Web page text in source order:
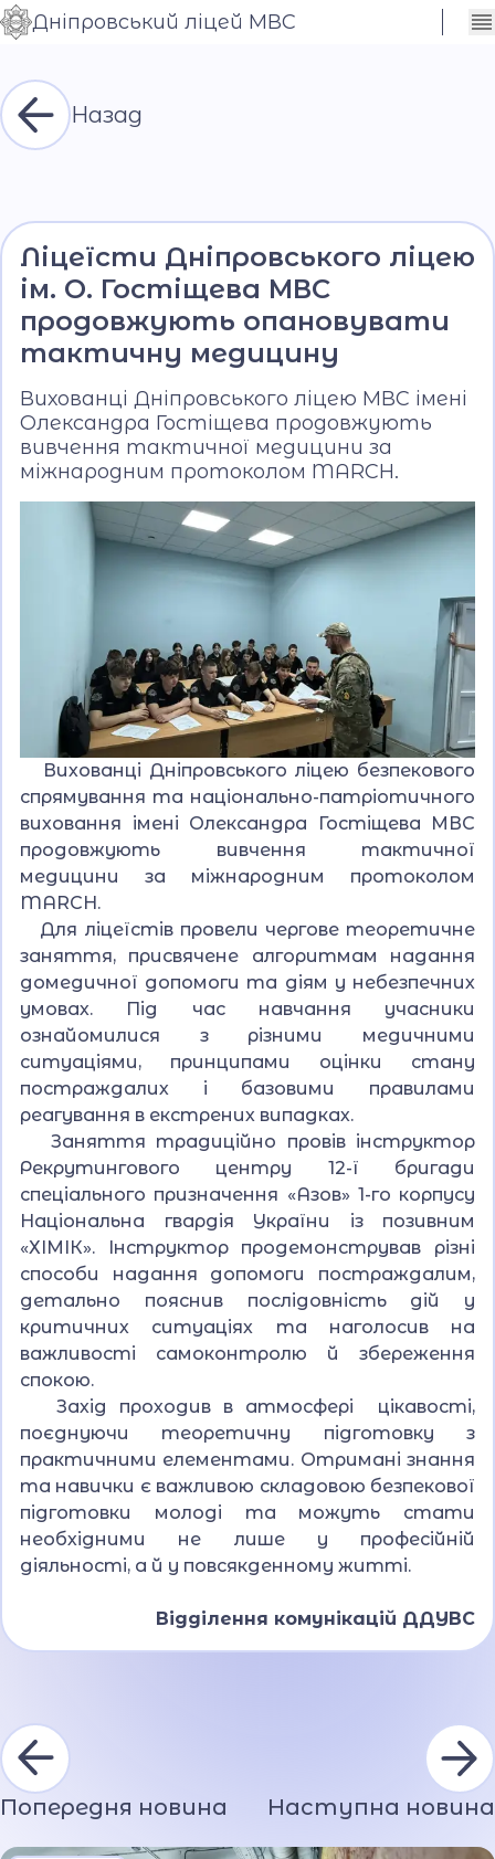
Контраст
Шрифт
Дніпровський ліцей МВС
Назад
Ліцеїсти Дніпровського ліцею
ім. О. Гостіщева МВС
продовжують опановувати
тактичну медицину
Вихованці Дніпровського ліцею МВС імені
Олександра Гостіщева продовжують
вивчення тактичної медицини за
міжнародним протоколом MARCH.
Вихованці Дніпровського ліцею безпекового
спрямування та національно-патріотичного
виховання імені Олександра Гостіщева МВС
продовжують вивчення тактичної
медицини за міжнародним протоколом
MARCH.
Для ліцеїстів провели чергове теоретичне
заняття, присвячене алгоритмам надання
домедичної допомоги та діям у небезпечних
умовах. Під час навчання учасники
ознайомилися з різними медичними
ситуаціями, принципами оцінки стану
постраждалих і базовими правилами
реагування в екстрених випадках.
Заняття традиційно провів інструктор
Рекрутингового центру 12-ї бригади
спеціального призначення «Азов» 1-го корпусу
Національна гвардія України із позивним
«ХІМІК». Інструктор продемонстрував різні
способи надання допомоги постраждалим,
детально пояснив послідовність дій у
критичних ситуаціях та наголосив на
важливості самоконтролю й збереження
спокою.
Захід проходив в атмосфері цікавості,
поєднуючи теоретичну підготовку з
практичними елементами. Отримані знання
та навички є важливою складовою безпекової
підготовки молоді та можуть стати
необхідними не лише у професійній
діяльності, а й у повсякденному житті.
Відділення комунікацій ДДУВС
Попередня новина Наступна новина